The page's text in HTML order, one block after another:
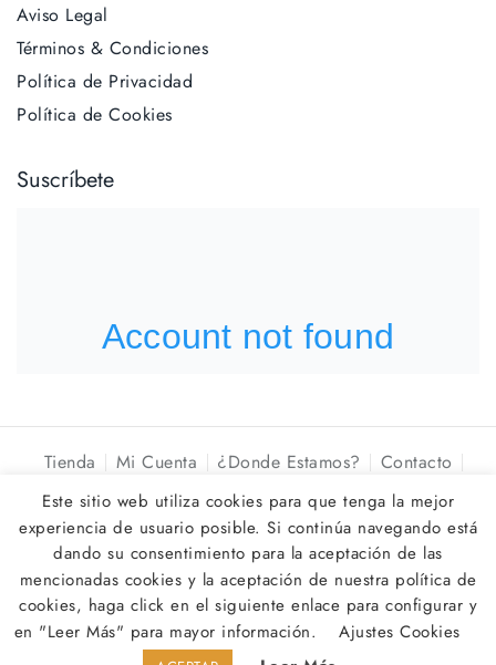
Aviso Legal
Términos & Condiciones
Política de Privacidad
Política de Cookies
Suscríbete
Tienda Mi Cuenta ¿Donde Estamos?
Contacto
Óptica La Colonia
© 2026Óptica La Colonia
Flow Agency › Marbella Dev ⚡️ Web, IA & Marketing
Digital🚀
Este sitio web utiliza cookies para que tenga la mejor
experiencia de usuario posible. Si continúa navegando está
dando su consentimiento para la aceptación de las
mencionadas cookies y la aceptación de nuestra política de
cookies, haga click en el siguiente enlace para configurar y
en "Leer Más" para mayor información.
Ajustes Cookies